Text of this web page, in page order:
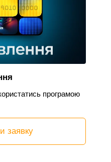
програмою
заявку